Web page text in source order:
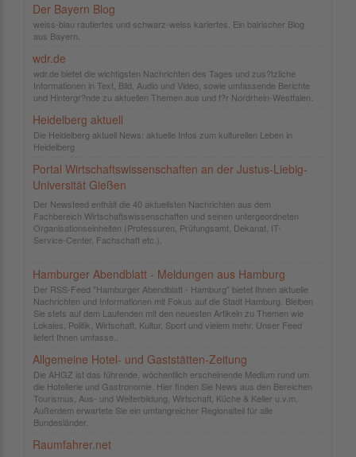
Der Bayern Blog
weiss-blau rautiertes und schwarz-weiss kariertes. Ein bairischer Blog
aus Bayern.
wdr.de
wdr.de bietet die wichtigsten Nachrichten des Tages und zus?tzliche
Informationen in Text, Bild, Audio und Video, sowie umfassende Berichte
und Hintergr?nde zu aktuellen Themen aus und f?r Nordrhein-Westfalen.
Heidelberg aktuell
Die Heidelberg aktuell News: aktuelle Infos zum kulturellen Leben in
Heidelberg
Portal Wirtschaftswissenschaften an der Justus-Liebig-
Universität Gießen
Der Newsfeed enthält die 40 aktuellsten Nachrichten aus dem
Fachbereich Wirtschaftswissenschaften und seinen untergeordneten
Organisationseinheiten (Professuren, Prüfungsamt, Dekanat, IT-
Service-Center, Fachschaft etc.).
Hamburger Abendblatt - Meldungen aus Hamburg
Der RSS-Feed "Hamburger Abendblatt - Hamburg" bietet Ihnen aktuelle
Nachrichten und Informationen mit Fokus auf die Stadt Hamburg. Bleiben
Sie stets auf dem Laufenden mit den neuesten Artikeln zu Themen wie
Lokales, Politik, Wirtschaft, Kultur, Sport und vielem mehr. Unser Feed
liefert Ihnen umfasse..
Allgemeine Hotel- und Gaststätten-Zeitung
Die AHGZ ist das führende, wöchentlich erscheinende Medium rund um
die Hotellerie und Gastronomie. Hier finden Sie News aus den Bereichen
Tourismus, Aus- und Weiterbildung, Wirtschaft, Küche & Keller u.v.m.
Außerdem erwartete Sie ein umfangreicher Regionalteil für alle
Bundesländer.
Raumfahrer.net